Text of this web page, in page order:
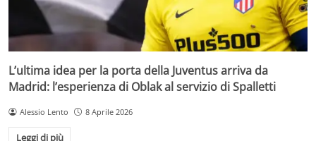
L’ultima idea per la porta della Juventus arriva da
Madrid: l’esperienza di Oblak al servizio di Spalletti
Alessio Lento 8 Aprile 2026
Leggi di più